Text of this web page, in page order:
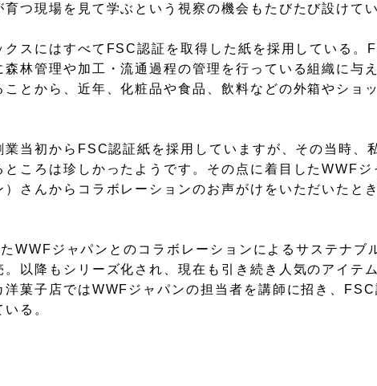
つ現場を見て学ぶという視察の機会もたびたび設けてい
クスにはすべてFSC認証を取得した紙を採用している。
林管理や加工・流通過程の管理を行っている組織に与
とから、近年、化粧品や食品、飲料などの外箱やショ
業当初からFSC認証紙を採用していますが、その当時、
ところは珍しかったようです。その点に着目したWWF
さんからコラボレーションのお声がけをいただいたと
WWFジャパンとのコラボレーションによるサステナブ
。以降もシリーズ化され、現在も引き続き人気のアイテ
菓子店ではWWFジャパンの担当者を講師に招き、
る。